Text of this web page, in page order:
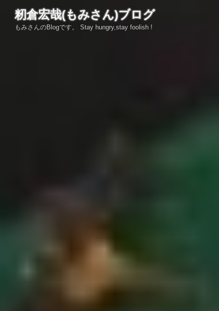
籾倉宏哉(もみさん)ブログ
もみさんのBlogです。 Stay hungry,stay foolish !